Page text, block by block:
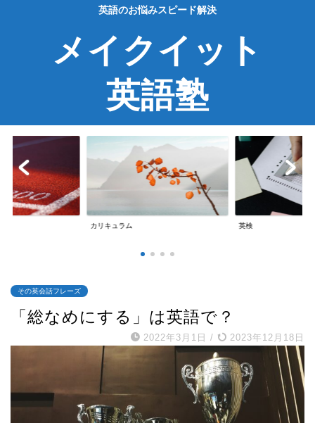
英語のお悩みスピード解決
メイクイット
英語塾
英検 英会話
その英会話フレーズ
「総なめにする」は英語で？
2022年3月1日 / 2023年12月18日